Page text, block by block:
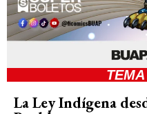
La Ley Indígena